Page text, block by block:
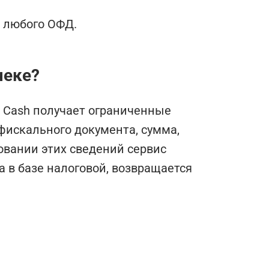
любого ОФД.
Cash получает ограниченные
документа, сумма,
этих сведений сервис
базе налоговой, возвращается